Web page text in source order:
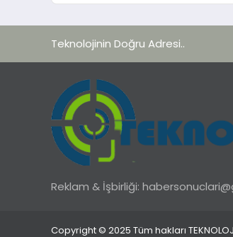
Teknolojinin Doğru Adresi..
Reklam & İşbirliği:
Copyright © 2025 Tüm hakları